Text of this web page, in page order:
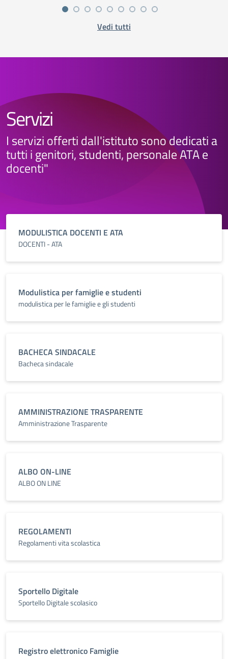
Vedi tutti
Servizi
I servizi offerti dall'istituto sono dedicati a
tutti i genitori, studenti, personale ATA e
docenti"
MODULISTICA DOCENTI E ATA
DOCENTI - ATA
Modulistica per famiglie e studenti
modulistica per le famiglie e gli studenti
BACHECA SINDACALE
Bacheca sindacale
AMMINISTRAZIONE TRASPARENTE
Amministrazione Trasparente
ALBO ON-LINE
ALBO ON LINE
REGOLAMENTI
Regolamenti vita scolastica
Sportello Digitale
Sportello Digitale scolasico
Registro elettronico Famiglie